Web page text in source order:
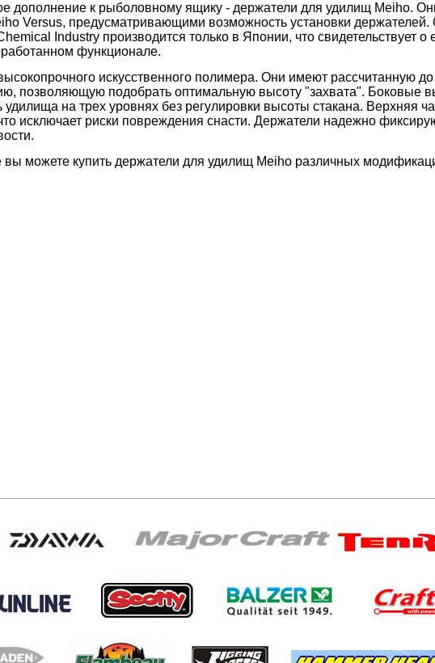
дополнение к рыболовному ящику - держатели для удилищ Meiho.
Versus, предусматривающими возможность установки держателей.
Industry производится только в Японии, что свидетельствует
функционале.
искусственного полимера. Они имеют рассчитанную
позволяющую подобрать оптимальную высоту "захвата". Боковые
удилища на трех уровнях без регулировки высоты стакана. Верхняя
исключает риски повреждения снасти. Держатели надежно
вы можете купить держатели для удилищ Meiho различных